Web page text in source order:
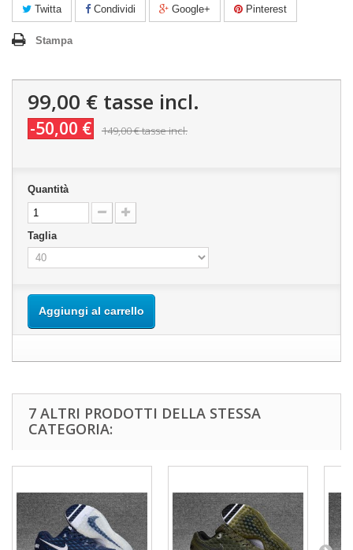
Twitta Condividi Google+ Pinterest
Stampa
99,00 € tasse incl.
-50,00 € 149,00 €tasse incl.
Quantità
Taglia
Aggiungi al carrello
7 ALTRI PRODOTTI DELLA STESSA
CATEGORIA: